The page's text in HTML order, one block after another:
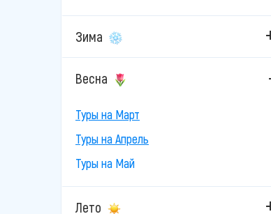
Зима
Весна
Туры на Март
Туры на Апрель
Туры на Май
Лето